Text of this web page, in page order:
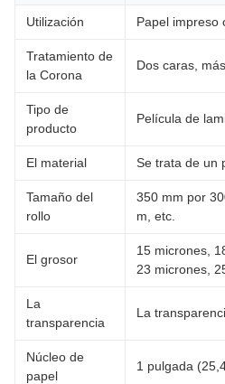
Utilización Papel impreso
Tratamiento de
la Corona
Dos caras,
Tipo de
producto
Película de
El material Se trata de un
Tamaño del
rollo
350 mm por
m, etc.
El grosor
15 micrones,
23 micrones,
La
transparencia
La
Núcleo de
papel
1 pulgada